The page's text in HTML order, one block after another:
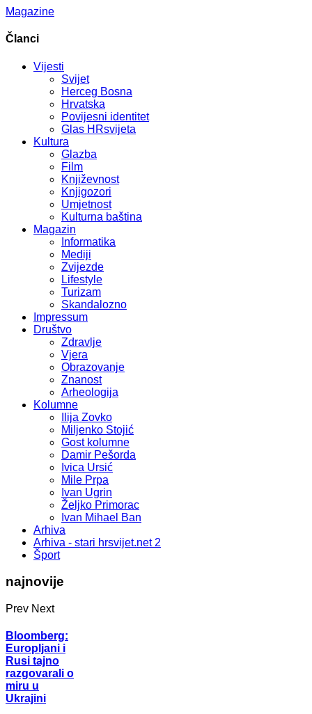
Magazine
Članci
Vijesti
Svijet
Herceg Bosna
Hrvatska
Povijesni identitet
Glas HRsvijeta
Kultura
Glazba
Film
Književnost
Knjigozori
Umjetnost
Kulturna baština
Magazin
Informatika
Mediji
Zvijezde
Lifestyle
Turizam
Skandalozno
Impressum
Društvo
Zdravlje
Vjera
Obrazovanje
Znanost
Arheologija
Kolumne
Ilija Zovko
Miljenko Stojić
Gost kolumne
Damir Pešorda
Ivica Ursić
Mile Prpa
Ivan Ugrin
Željko Primorac
Ivan Mihael Ban
Arhiva
Arhiva - stari hrsvijet.net 2
Šport
najnovije
Prev Next
Bloomberg:
Europljani i
Rusi tajno
razgovarali o
miru u
Ukrajini